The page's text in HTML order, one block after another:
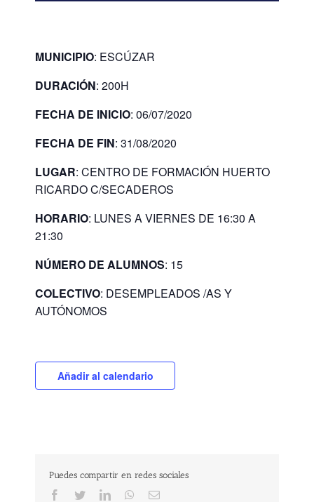
MUNICIPIO: ESCÚZAR
DURACIÓN: 200H
FECHA DE INICIO: 06/07/2020
FECHA DE FIN: 31/08/2020
LUGAR: CENTRO DE FORMACIÓN HUERTO
RICARDO C/SECADEROS
HORARIO: LUNES A VIERNES DE 16:30 A
21:30
NÚMERO DE ALUMNOS: 15
COLECTIVO: DESEMPLEADOS /AS Y
AUTÓNOMOS
Añadir al calendario
Puedes compartir en redes sociales
Facebook
TwitterLinkedInWhatsApp
Correo